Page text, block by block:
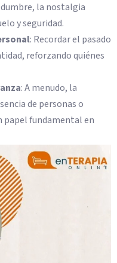
la nostalgia
y seguridad.
: Recordar el pasado
reforzando quiénes
: A menudo, la
de personas o
papel fundamental en